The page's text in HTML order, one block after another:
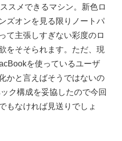
スメできるマシン。新色ロ
ズオンを見る限りノートパ
て主張しすぎない彩度のロ
をそそられます。ただ、現
を使っているユーザ
かと言えばそうではないの
ク構成を妥協したので今回
もなければ見送りでしょ